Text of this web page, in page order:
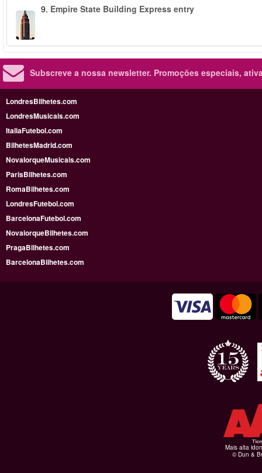
9. Empire State Building Express entry
Subscreve a nossa newsletter. Promoções especiais,
LondresBilhetes.com
LondresMusicais.com
ItaliaFutebol.com
BilhetesMadrid.com
NovaIorqueMusicais.com
ParisBilhetes.com
RomaBilhetes.com
LondresFutebol.com
BarcelonaFutebol.com
NovaiorqueBilhetes.com
PragaBilhetes.com
BarcelonaBilhetes.com
Mais alta
© Dun &